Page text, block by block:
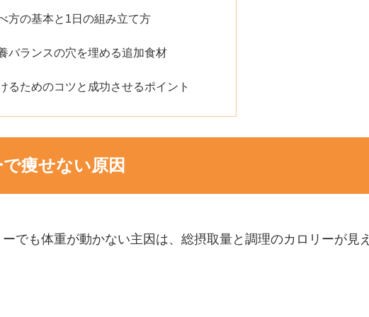
方の基本と1日の組み立て方
バランスの穴を埋める追加食材
るためのコツと成功させるポイント
痩せない原因
でも体重が動かない主因は、総摂取量と調理のカロリーが見え